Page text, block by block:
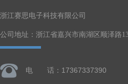
浙江赛思电子科技有限公司
公司地址：浙江省嘉兴市南湖区顺泽路
电 话：17367337390